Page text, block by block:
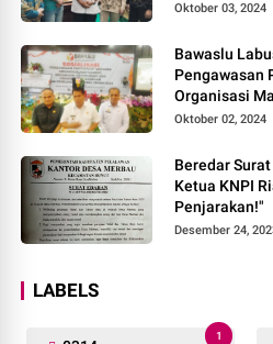
Oktober 03, 2024
Bawaslu
Pengawasan
Organisasi
Agama Pada
Oktober 02, 2024
Beredar
Ketua KNPI
Penjarakan!"
Desember 24,
LABELS
1